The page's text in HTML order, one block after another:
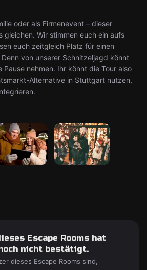
oder als Firmenevent – dieser
gleichen. Wir stimmen euch ein aufs
euch zeitgleich Platz für einen
von unserer Schnitzeljagd könnt
Pause nehmen. Ihr könnt die Tour also
Alternative in Stuttgart nutzen,
Escape Rooms hat
nicht bestätigt.
dieses Escape Rooms sind,